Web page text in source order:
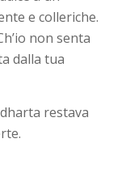
e colleriche.
non senta
dalla tua
restava